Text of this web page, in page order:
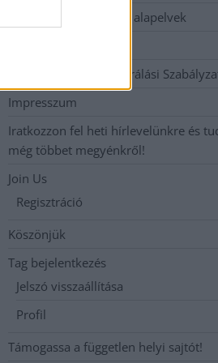
Etikai és függetlenségi alapelvek
Hozzászólási és Moderálási
Impresszum
Iratkozzon fel heti hírlevelünkre és
még többet megyénkről!
Join Us
Regisztráció
Köszönjük
Tag bejelentkezés
Jelszó visszaállítása
Profil
Támogassa a független helyi sajtót!